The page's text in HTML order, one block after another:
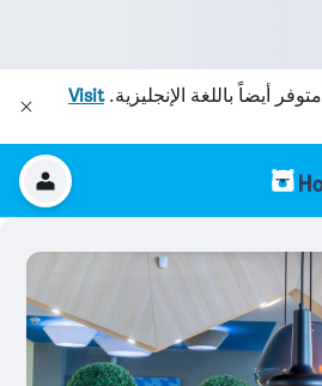
متوفر أيضاً باللغة الإنجليزية.Visit